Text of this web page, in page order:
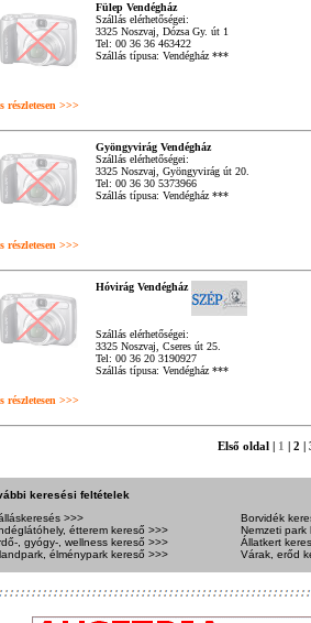
Fülep Vendégház
Szállás elérhetőségei:
3325 Noszvaj, Dózsa Gy. út 1
Tel: 00 36 36 463422
Szállás típusa: Vendégház ***
részletesen >>>
Gyöngyvirág Vendégház
Szállás elérhetőségei:
3325 Noszvaj, Gyöngyvirág út 20.
Tel: 00 36 30 5373966
Szállás típusa: Vendégház ***
részletesen >>>
Hóvirág Vendégház
Szállás elérhetőségei:
3325 Noszvaj, Cseres út 25.
Tel: 00 36 20 3190927
Szállás típusa: Vendégház ***
részletesen >>>
Első oldal | 1 | 2 |
keresési feltételek
>>>
étterem kereső >>>
, gyógy-, wellness kereső >>>
élménypark kereső >>>
Borvidék
Nemzeti park
Állatkert
Várak, erőd